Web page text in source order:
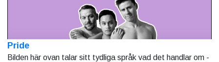
Pride
Bilden här ovan talar sitt tydliga språk vad det handlar om -